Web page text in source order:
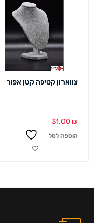
צווארון קטיפה קטן אפור
31.00 ₪
הוספה לסל